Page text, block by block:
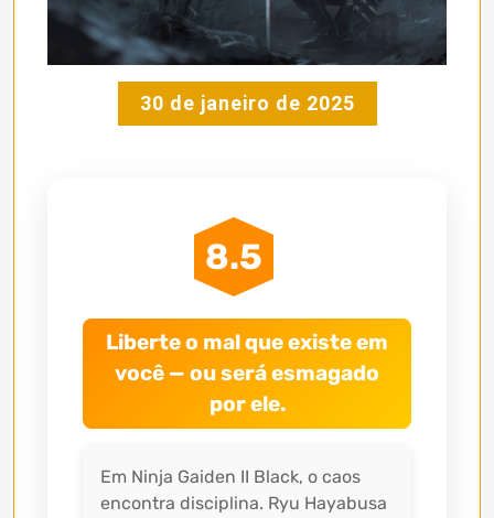
30 de janeiro de 2025
8.5
Liberte o mal que existe em
você — ou será esmagado
por ele.
Em Ninja Gaiden II Black, o caos
encontra disciplina. Ryu Hayabusa